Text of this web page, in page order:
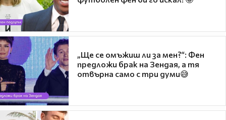
„Ще се омъжиш ли за мен?“: Фен
предложи брак на Зендая, а тя
отвърна само с три думи😅